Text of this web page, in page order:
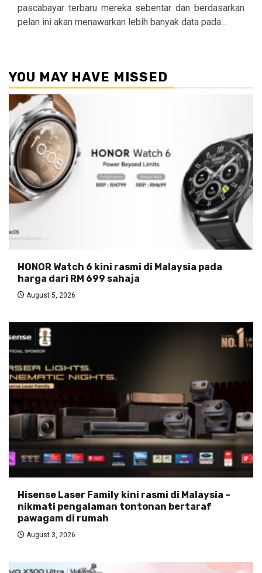
pascabayar terbaru mereka sebentar dan berdasarkan
pelan ini akan menawarkan lebih banyak data pada...
YOU MAY HAVE MISSED
HONOR Watch 6 kini rasmi di Malaysia pada
harga dari RM 699 sahaja
August 5, 2026
Hisense Laser Family kini rasmi di Malaysia –
nikmati pengalaman tontonan bertaraf
pawagam di rumah
August 3, 2026